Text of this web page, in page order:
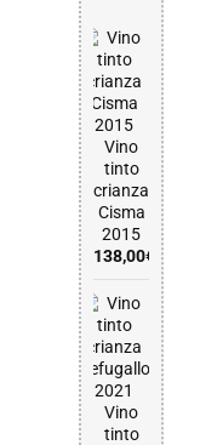
Vino
tinto
crianza
Cisma
2015
138,00€
Vino
tinto